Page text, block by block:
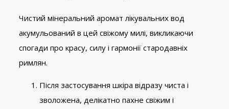
Чистий мінеральний аромат лікувальних вод
акумульований в цей свіжому милі, викликаючи
спогади про красу, силу і гармонії стародавніх
римлян.
Після застосування шкіра відразу чиста і
зволожена, делікатно пахне свіжим і